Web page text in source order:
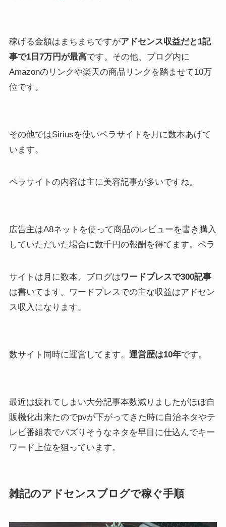
稼げる金額はまちまちですがアドセンス収益だと1記
事で1日7万円が最高です。その他、ブログ内に
Amazonのリンクや楽天の商品リンクを踏ませて10万
位です。
その他ではSiriusを使いペラサイトを月に数本あげて
います。
ペラサイトの内容は主に美容記事が多いですね。
広告主はA8ネットを使って商品のレビューを書き購入
していただいた場合に数千円の報酬を得てます。ペラ
サイトは月に数本、ブログはワードプレスで300記事
は書いてます。ワードプレスでの主な収益はアドセン
ス収入になります。
数サイト同時に運営してます。 運営歴は10年です。
最近は疲れてしまい大分記事本数減りましたがほぼ自
販機化出来たのでpvが下がってきた時に自治ネタやテ
レビ番組表でバズりそうなネタを早目に仕込んでキー
ワード上位を狙っています。
雑記のアドセンスブログで稼ぐ手順